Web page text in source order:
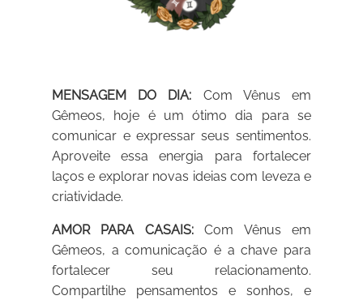
MENSAGEM DO DIA: Com Vênus em
Gêmeos, hoje é um ótimo dia para se
comunicar e expressar seus sentimentos.
Aproveite essa energia para fortalecer
laços e explorar novas ideias com leveza e
criatividade.
AMOR PARA CASAIS:Com Vênus em
Gêmeos, a comunicação é a chave para
fortalecer seu relacionamento.
Compartilhe pensamentos e sonhos, e